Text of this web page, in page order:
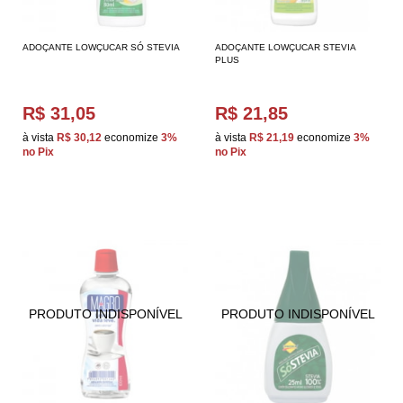
ADOÇANTE LOWÇUCAR SÓ STEVIA
R$ 31,05
à vista R$ 30,12 economize 3%
no Pix
ADOÇANTE LOWÇUCAR STEVIA
PLUS
R$ 21,85
à vista R$ 21,19 economize 3%
no Pix